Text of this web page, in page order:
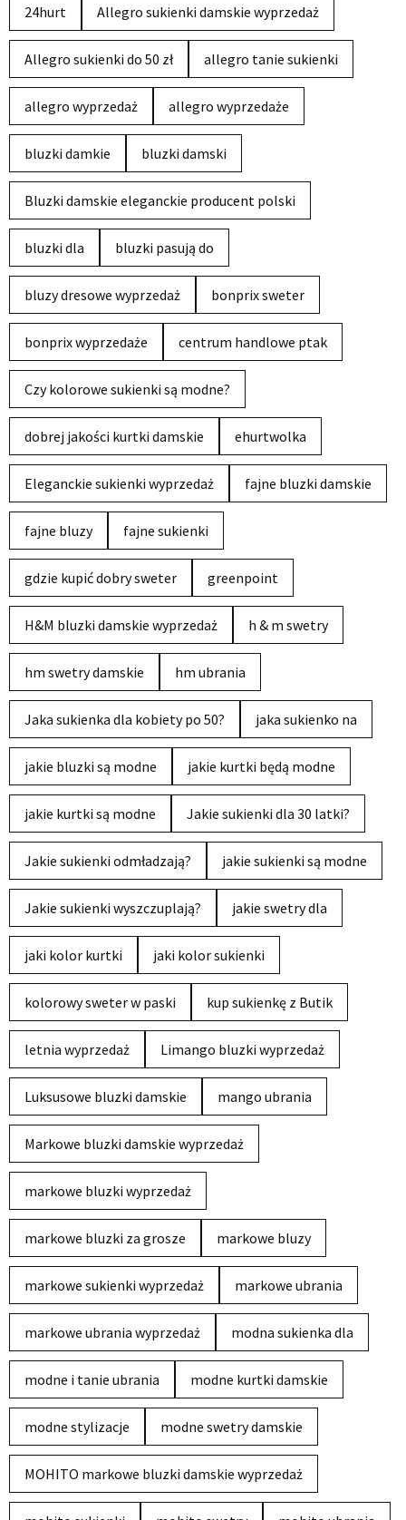
24hurt Allegro sukienki damskie wyprzedaż
Allegro sukienki do 50 zł allegro tanie sukienki
allegro wyprzedaż allegro wyprzedaże
bluzki damkie bluzki damski
Bluzki damskie eleganckie producent polski
bluzki dla bluzki pasują do
bluzy dresowe wyprzedaż bonprix sweter
bonprix wyprzedaże centrum handlowe ptak
Czy kolorowe sukienki są modne?
dobrej jakości kurtki damskie ehurtwolka
Eleganckie sukienki wyprzedaż fajne bluzki damskie
fajne bluzy fajne sukienki
gdzie kupić dobry sweter greenpoint
H&M bluzki damskie wyprzedaż h & m swetry
hm swetry damskie hm ubrania
Jaka sukienka dla kobiety po 50? jaka sukienko na
jakie bluzki są modne jakie kurtki będą modne
jakie kurtki są modne Jakie sukienki dla 30 latki?
Jakie sukienki odmładzają? jakie sukienki są modne
Jakie sukienki wyszczuplają? jakie swetry dla
jaki kolor kurtki jaki kolor sukienki
kolorowy sweter w paski kup sukienkę z Butik
letnia wyprzedaż Limango bluzki wyprzedaż
Luksusowe bluzki damskie mango ubrania
Markowe bluzki damskie wyprzedaż
markowe bluzki wyprzedaż
markowe bluzki za grosze markowe bluzy
markowe sukienki wyprzedaż markowe ubrania
markowe ubrania wyprzedaż modna sukienka dla
modne i tanie ubrania modne kurtki damskie
modne stylizacje modne swetry damskie
MOHITO markowe bluzki damskie wyprzedaż